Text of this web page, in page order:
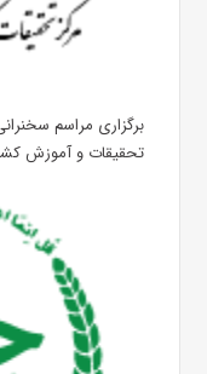
برگزاری مراسم
تحقیقات و آموزش